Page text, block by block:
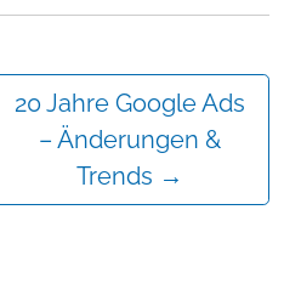
20 Jahre Google Ads
– Änderungen &
Trends →